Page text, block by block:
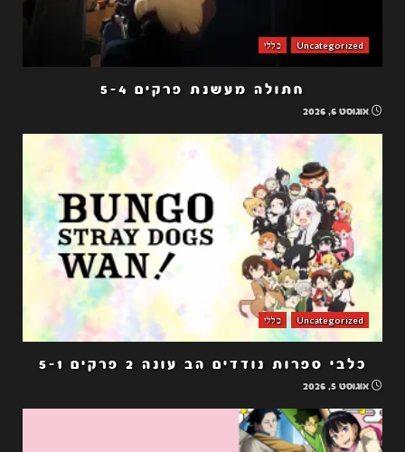
Uncategorized כללי
חתולה מעשנת פרקים 5-4
אוגוסט 6, 2026
Uncategorized כללי
כלבי ספרות נודדים הב עונה 2 פרקים 5-1
אוגוסט 5, 2026